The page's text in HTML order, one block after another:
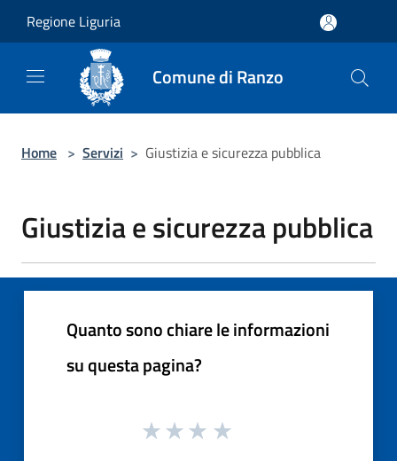
Regione Liguria
Comune di Ranzo
Home > Servizi > Giustizia e sicurezza pubblica
Giustizia e sicurezza pubblica
Quanto sono chiare le informazioni
su questa pagina?